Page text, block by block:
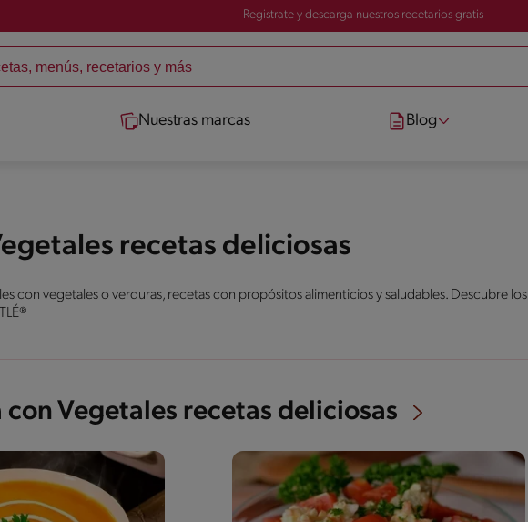
Registrate y descarga nuestros recetarios gratis
Nuestras marcas Blog
recetas deliciosas
con vegetales o verduras, recetas con propósitos alimenticios y saludables. Descubre los
con Vegetales recetas deliciosas